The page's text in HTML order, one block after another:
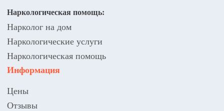
Наркологическая помощь:
Нарколог на дом
Наркологические услуги
Наркологическая помощь
Информация
Цены
Отзывы